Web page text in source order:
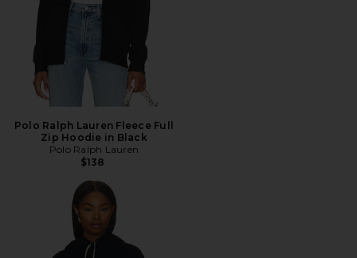
Polo Ralph Lauren Fleece Full
Zip Hoodie in Black
Polo Ralph Lauren
$138